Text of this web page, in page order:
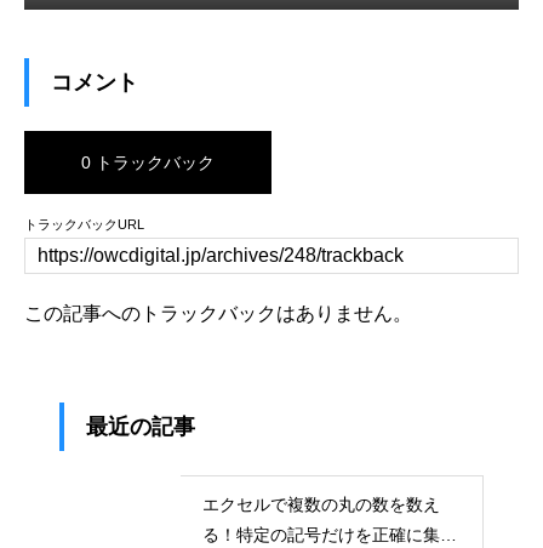
コメント
0 トラックバック
トラックバックURL
この記事へのトラックバックはありません。
最近の記事
エクセルで複数の丸の数を数え
る！特定の記号だけを正確に集計